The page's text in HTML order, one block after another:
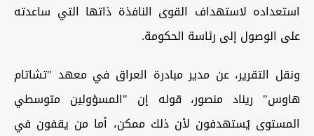
استعداده لاستهداف القوى النافذة ذاتها التي ساعدته
على الوصول إلى رئاسة الحكومة.
ونقل التقرير، عن مدير مبادرة العراق في معهد "تشاتام
هاوس" ريناد منصور، قوله إن "المسؤولين متوسطي
المستوى يُستهدفون لأن ذلك ممكن، أما من يقفون في